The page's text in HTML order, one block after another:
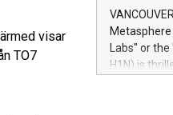
visar
TO7
module
Relay42
their data
customers
Marketers
Labs" or the
H1N) is